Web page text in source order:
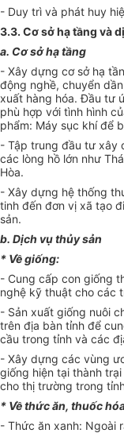
- Duy trì và phát huy
3.3. Cơ sởhạ tầng và
a. Cơ sở hạ tầng
- Xây dựng cơ sở hạ
động nghề, chuyển
xuất hàng hóa. Đầu tư
phù hợp với tình hình
phẩm: Máy sục khí để
- Tập trung đầu tư xây
các lòng hồ lớn như
Hòa.
- Xây dựng hệ thống
tinh đến đơn vị xã tạo
sản.
b. Dịch vụ thủy sản
* Về giống:
- Cung cấp con giống
nghệ kỹ thuật cho các
- Sản xuất giống nuôi
trên địa bàn tỉnh để
cầu trong tỉnh và các
- Xây dựng các vùng
giống hiện tại thành
cho thị trường trong
* Về thức ăn, thuốc hó
- Thức ăn xanh: Ngoài